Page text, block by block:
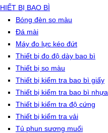
BỊ BAO BÌ
Bóng đèn so màu
Đá mài
Máy đo lực kéo đứt
Thiết bị đo độ dày bao bì
Thiết bị so màu
Thiết bị kiểm tra bao bì giấy
Thiết bị kiểm tra bao bì nhựa
Thiết bị kiểm tra độ cứng
Thiết bị kiểm tra vải
Tủ phun sương muối